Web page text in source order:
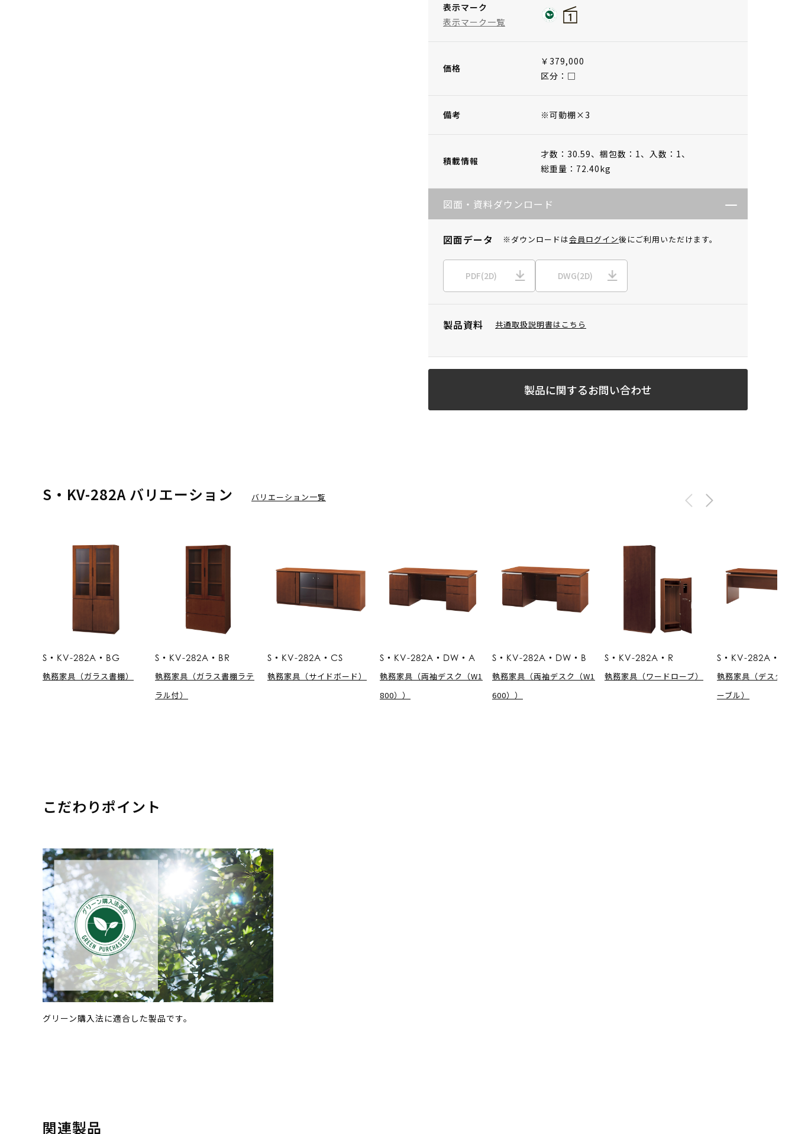
表示マーク
表示マーク一覧
価格
￥379,000
区分：□
備考 ※可動棚×3
積載情報
才数：30.59、 梱包数：1、 入数：1、
総重量：72.40kg
図面・資料ダウンロード
図面データ ※ダウンロードは会員ログイン後にご利用いただけます。
PDF(2D) DWG(2D)
製品資料 共通取扱説明書はこちら
製品に関するお問い合わせ
S・KV-282A バリエーション バリエーション一覧
S・KV-282A・BG
執務家具（ガラス書棚）
S・KV-282A・BR
執務家具（ガラス書棚ラテ
ラル付）
S・KV-282A・CS
執務家具（サイドボード）
S・KV-282A・DW・A
執務家具（両袖デスク（W1
800））
S・KV-282A・DW・B
執務家具（両袖デスク（W1
600））
S・KV-282A・R
執務家具（ワードローブ）
S・KV-282A・TS
執務家具（デスクサ
ーブル）
こだわりポイント
グリーン購入法に適合した製品です。
関連製品